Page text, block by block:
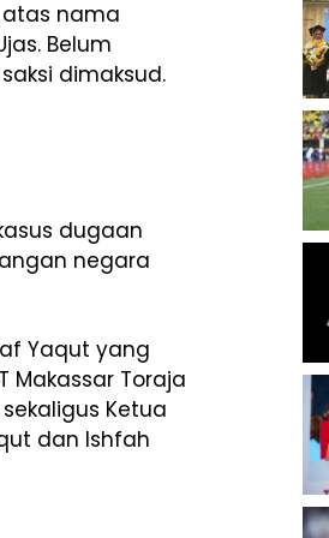
atas nama
Belum
dimaksud.
dugaan
negara
Yaqut yang
Makassar Toraja
Ketua
dan Ishfah